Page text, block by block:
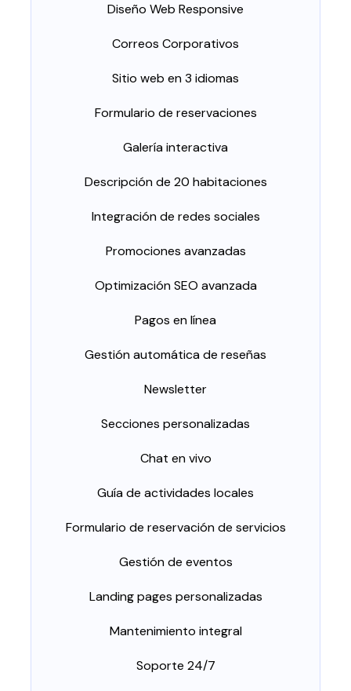
Diseño Web Responsive
Correos Corporativos
Sitio web en 3 idiomas
Formulario de reservaciones
Galería interactiva
Descripción de 20 habitaciones
Integración de redes sociales
Promociones avanzadas
Optimización SEO avanzada
Pagos en línea
Gestión automática de reseñas
Newsletter
Secciones personalizadas
Chat en vivo
Guía de actividades locales
Formulario de reservación de servicios
Gestión de eventos
Landing pages personalizadas
Mantenimiento integral
Soporte 24/7